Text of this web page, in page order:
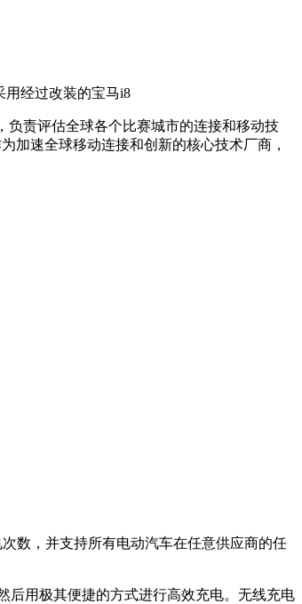
用经过改装的宝马i8
负责评估全球各个比赛城市的连接和移动技
加速全球移动连接和创新的核心技术厂商，
数，并支持所有电动汽车在任意供应商的任
后用极其便捷的方式进行高效充电。无线充电